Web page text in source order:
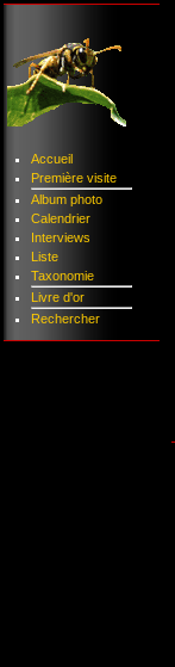
Accueil
Première visite
Album photo
Calendrier
Interviews
Liste
Taxonomie
Livre d'or
Rechercher